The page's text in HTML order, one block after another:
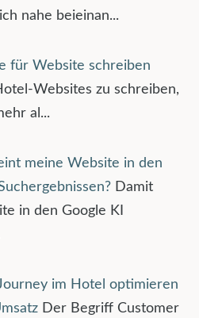
nahe beieinan...
für Website schreiben
Websites zu schreiben,
al...
meine Website in den
Damit
in den Google KI
im Hotel optimieren
Der Begriff Customer